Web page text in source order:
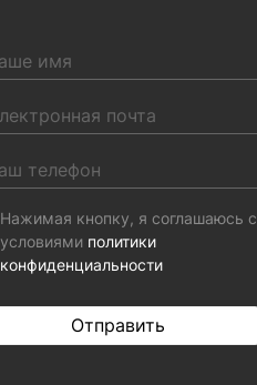
Нажимая кнопку, я соглашаюсь с
условиями политики
конфиденциальности
Отправить